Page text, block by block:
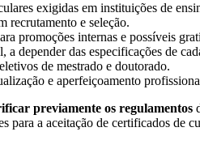
exigidas em instituições de
recrutamento e seleção.
promoções internas e possíveis
a depender das especificações de
de mestrado e doutorado.
e aperfeiçoamento
previamente os regulamentos
para a aceitação de certificados de